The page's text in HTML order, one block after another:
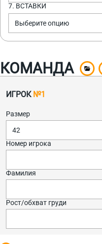
7. ВСТАВКИ
Выберите опцию
КОМАНДА
ИГРОК №1
Размер
42
Номер игрока
Фамилия
Рост/обхват груди